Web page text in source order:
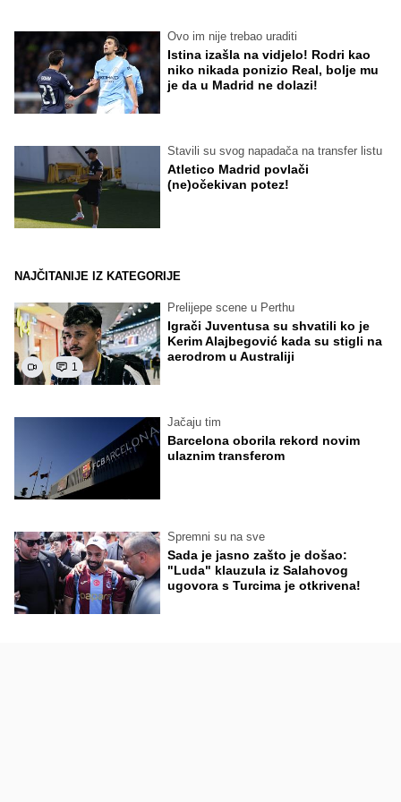
Ovo im nije trebao uraditi
Istina izašla na vidjelo! Rodri kao
niko nikada ponizio Real, bolje mu
je da u Madrid ne dolazi!
Stavili su svog napadača na transfer listu
Atletico Madrid povlači
(ne)očekivan potez!
NAJČITANIJE IZ KATEGORIJE
1
Prelijepe scene u Perthu
Igrači Juventusa su shvatili ko je
Kerim Alajbegović kada su stigli na
aerodrom u Australiji
Jačaju tim
Barcelona oborila rekord novim
ulaznim transferom
Spremni su na sve
Sada je jasno zašto je došao:
"Luda" klauzula iz Salahovog
ugovora s Turcima je otkrivena!